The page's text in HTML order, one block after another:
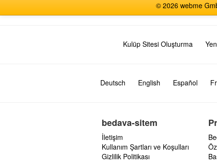
© 2026 webme
Kulüp Sitesi Oluşturma
Deutsch English Español
bedava-sitem
İletişim
Kullanım Şartları ve Koşulları
Gizlilik Politikası